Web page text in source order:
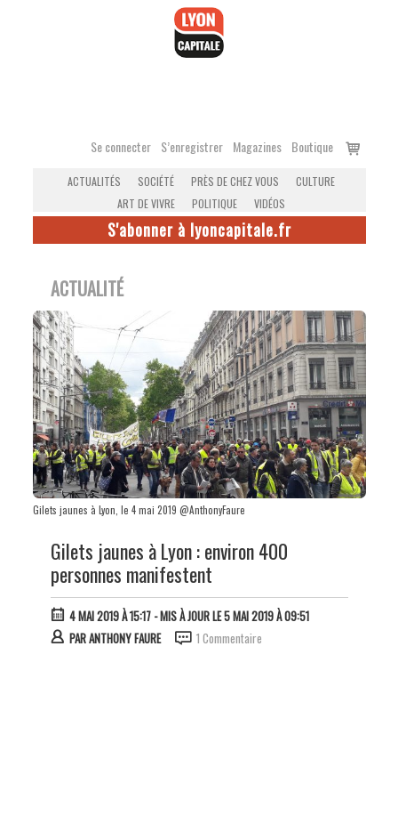
Se connecter S’enregistrer Magazines Boutique
Voir
ACTUALITÉS SOCIÉTÉ PRÈS DE CHEZ VOUS
CULTURE
ART DE VIVRE
POLITIQUE VIDÉOS
S'abonner à lyoncapitale.fr
ACTUALITÉ
Gilets jaunes à Lyon, le 4 mai 2019 @AnthonyFaure
Gilets jaunes à Lyon : environ 400
personnes manifestent
4 MAI 2019 À 15:17- MIS À JOUR LE 5 MAI 2019 À 09:51
PARANTHONY FAURE 1 Commentaire